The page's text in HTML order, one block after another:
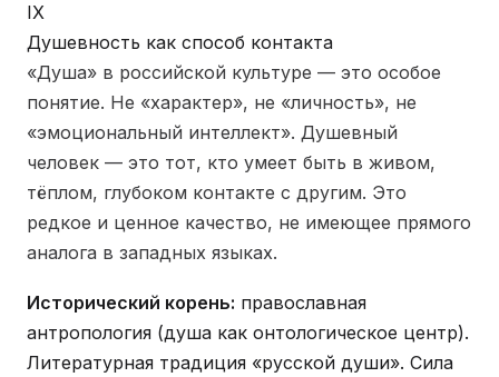
IX
Душевность как способ контакта
«Душа» в российской культуре — это особое
понятие. Не «характер», не «личность», не
«эмоциональный интеллект». Душевный
человек — это тот, кто умеет быть в живом,
тёплом, глубоком контакте с другим. Это
редкое и ценное качество, не имеющее прямого
аналога в западных языках.
Исторический корень: православная
антропология (душа как онтологическое центр).
Литературная традиция «русской души». Сила